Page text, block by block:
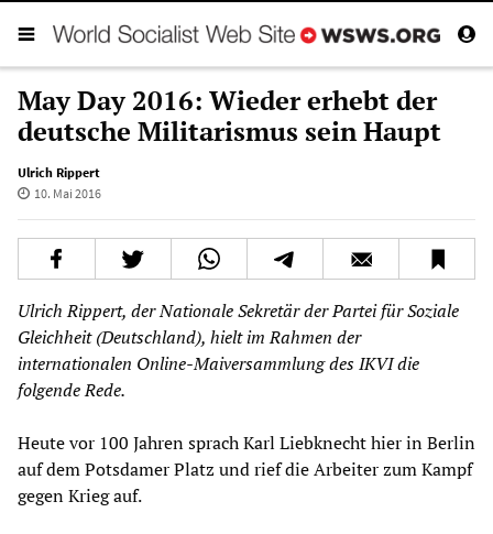
May Day 2016: Wieder erhebt der
deutsche Militarismus sein Haupt
Ulrich Rippert
10. Mai 2016
Ulrich Rippert, der Nationale Sekretär derPartei für Soziale
Gleichheit(Deutschland), hielt im Rahmen der
internationalen Online-Maiversammlung des IKVI die
folgende Rede.
Heute vor 100 Jahren sprach Karl Liebknecht hier in Berlin
auf dem Potsdamer Platz und rief die Arbeiter zum Kampf
gegen Krieg auf.